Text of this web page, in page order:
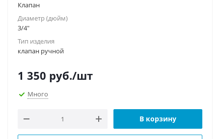
Клапан
Диаметр (дюйм)
3/4"
Тип изделия
клапан ручной
1 350 руб./шт
Много
В корзину